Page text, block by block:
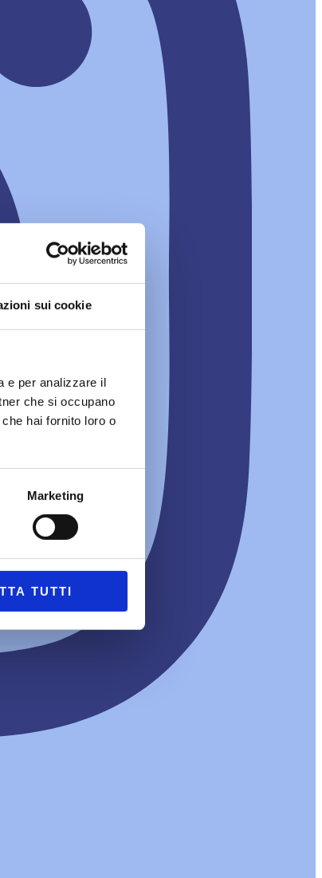
sui cookie
e per analizzare il
che si occupano
hai fornito loro o
Marketing
TUTTI